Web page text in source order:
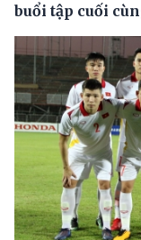
buổi tập cuối